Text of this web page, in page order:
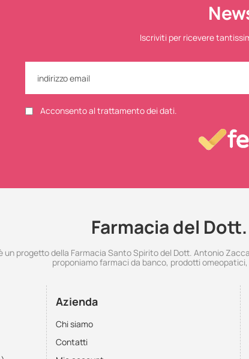
Iscriviti per ricevere
Acconsento al trattamento dei dati.
Farmacia del
un progetto della Farmacia Santo Spirito del Dott. Antonio
proponiamo farmaci da banco, prodotti
Azienda
Chi siamo
Contatti